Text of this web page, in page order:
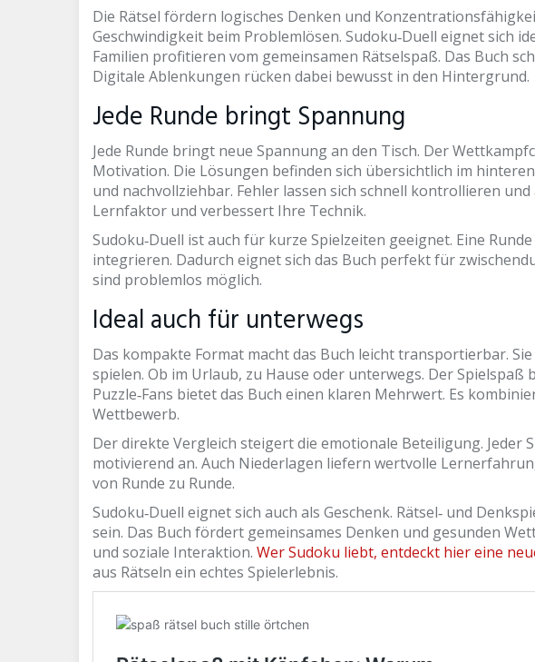
Die Rätsel fördern logisches Denken und
Geschwindigkeit beim Problemlösen. Sudoku‑Duell eignet sich
Familien profitieren vom gemeinsamen Rätselspaß. Das Buch
Digitale Ablenkungen rücken dabei bewusst in den Hintergrund.
Jede Runde bringt Spannung
Jede Runde bringt neue Spannung an den Tisch. Der
Motivation. Die Lösungen befinden sich übersichtlich im
und nachvollziehbar. Fehler lassen sich schnell kontrollieren
Lernfaktor und verbessert Ihre Technik.
Sudoku‑Duell ist auch für kurze Spielzeiten geeignet. Eine
integrieren. Dadurch eignet sich das Buch perfekt für
sind problemlos möglich.
Ideal auch für unterwegs
Das kompakte Format macht das Buch leicht transportierbar.
spielen. Ob im Urlaub, zu Hause oder unterwegs. Der Spielspaß
Puzzle‑Fans bietet das Buch einen klaren Mehrwert. Es
Wettbewerb.
Der direkte Vergleich steigert die emotionale Beteiligung. Jeder
motivierend an. Auch Niederlagen liefern wertvolle
von Runde zu Runde.
Sudoku‑Duell eignet sich auch als Geschenk. Rätsel‑ und
sein. Das Buch fördert gemeinsames Denken und gesunden
und soziale Interaktion. Wer Sudoku liebt, entdeckt hier eine
aus Rätseln ein echtes Spielerlebnis.